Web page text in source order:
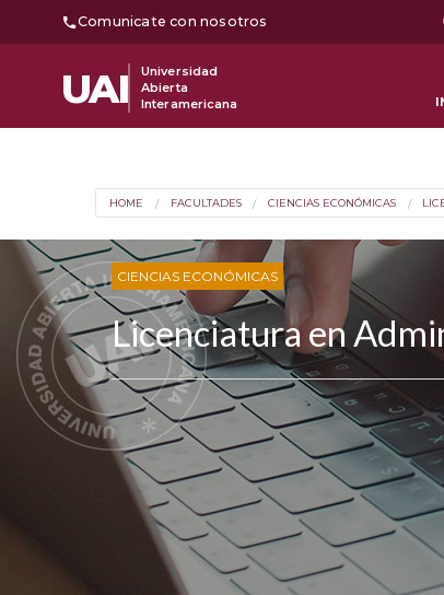
Comunicate con nosotros
UAI
Universidad
Abierta
Interamericana
HOME FACULTADES CIENCIAS ECONÓMICAS
CIENCIAS ECONÓMICAS
Licenciatura en